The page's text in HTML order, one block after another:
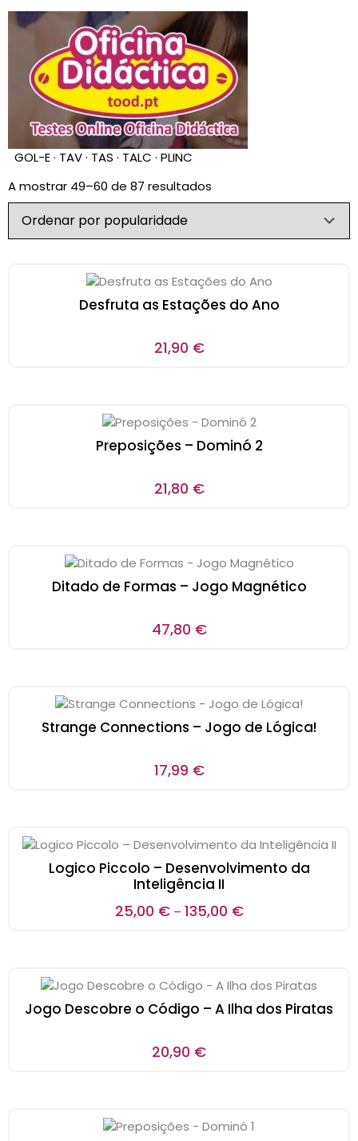
GOL-E · TAV · TAS · TALC · PLINC
A mostrar 49–60 de 87 resultados
Desfruta as Estações do Ano
21,90 €
Preposições – Dominó 2
21,80 €
Ditado de Formas – Jogo Magnético
47,80 €
Strange Connections – Jogo de Lógica!
17,99 €
Logico Piccolo – Desenvolvimento da
Inteligência II
25,00 € – 135,00 €
Jogo Descobre o Código – A Ilha dos Piratas
20,90 €